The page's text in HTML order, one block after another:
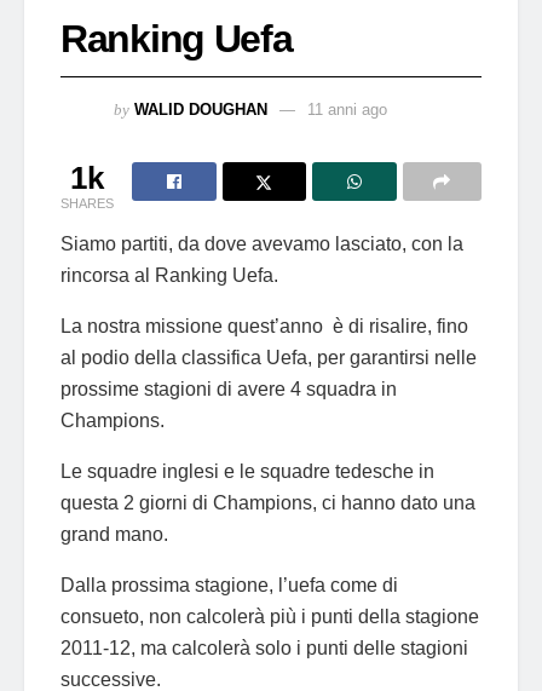
Ranking Uefa
by WALID DOUGHAN 11 anni ago
1k
SHARES
Siamo partiti, da dove avevamo lasciato, con la
rincorsa al Ranking Uefa.
La nostra missione quest’anno è di risalire, fino
al podio della classifica Uefa, per garantirsi nelle
prossime stagioni di avere 4 squadra in
Champions.
Le squadre inglesi e le squadre tedesche in
questa 2 giorni di Champions, ci hanno dato una
grand mano.
Dalla prossima stagione, l’uefa come di
consueto, non calcolerà più i punti della stagione
2011-12, ma calcolerà solo i punti delle stagioni
successive.